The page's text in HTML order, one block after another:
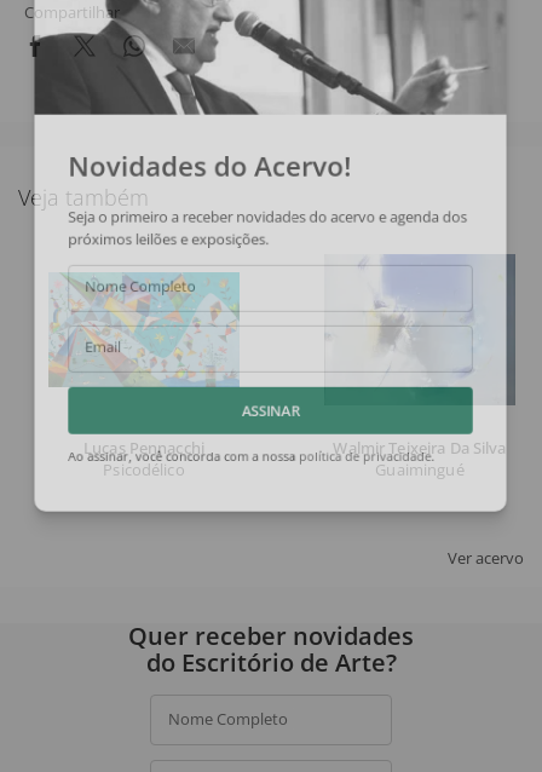
Compartilhar
Veja também
Lucas Pennacchi
Psicodélico
Walmir Teixeira Da Silva
Guaimingué
Ver acervo
Novidades do Acervo!
Seja o primeiro a receber novidades do acervo e agenda dos
próximos leilões e exposições.
Nome Completo
Email
Ao assinar, você concorda com a nossa política de privacidade.
Quer receber novidades
do Escritório de Arte?
Nome Completo